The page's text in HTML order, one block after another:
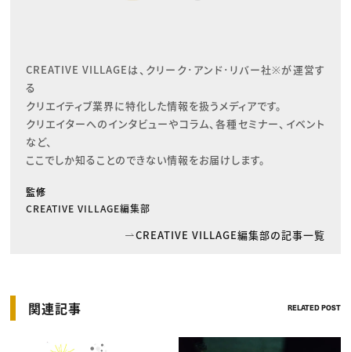
CREATIVE VILLAGEは、クリーク･アンド･リバー社※が運営す
る
クリエイティブ業界に特化した情報を扱うメディアです。
クリエイターへのインタビューやコラム、各種セミナー、イベント
など、
ここでしか知ることのできない情報をお届けします。
監修
CREATIVE VILLAGE編集部
CREATIVE VILLAGE編集部の記事一覧
関連記事 RELATED POST